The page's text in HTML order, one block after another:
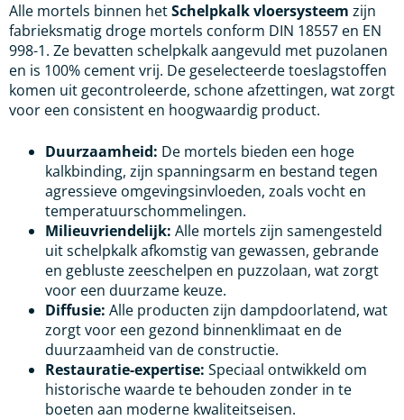
Alle mortels binnen hetSchelpkalk vloersysteem zijn
fabrieksmatig droge mortels conform DIN 18557 en EN
998-1. Ze bevatten schelpkalk aangevuld met puzolanen
en is 100% cement vrij. De geselecteerde toeslagstoffen
komen uit gecontroleerde, schone afzettingen, wat zorgt
voor een consistent en hoogwaardig product.
Duurzaamheid: De mortels bieden een hoge
kalkbinding, zijn spanningsarm en bestand tegen
agressieve omgevingsinvloeden, zoals vocht en
temperatuurschommelingen.
Milieuvriendelijk: Alle mortels zijn samengesteld
uit schelpkalk afkomstig van gewassen, gebrande
en gebluste zeeschelpen en puzzolaan, wat zorgt
voor een duurzame keuze.
Diffusie: Alle producten zijn dampdoorlatend, wat
zorgt voor een gezond binnenklimaat en de
duurzaamheid van de constructie.
Restauratie-expertise: Speciaal ontwikkeld om
historische waarde te behouden zonder in te
boeten aan moderne kwaliteitseisen.